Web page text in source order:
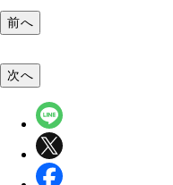
前へ
次へ